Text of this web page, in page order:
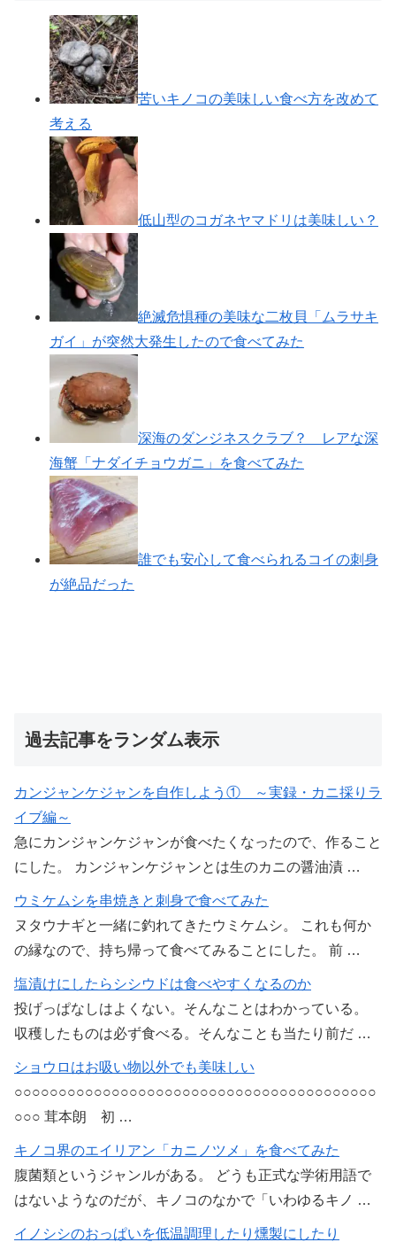
苦いキノコの美味しい食べ方を改めて
考える
低山型のコガネヤマドリは美味しい？
絶滅危惧種の美味な二枚貝「ムラサキ
ガイ」が突然大発生したので食べてみた
深海のダンジネスクラブ？ レアな深
海蟹「ナダイチョウガニ」を食べてみた
誰でも安心して食べられるコイの刺身
が絶品だった
過去記事をランダム表示
カンジャンケジャンを自作しよう① ～実録・カニ採りラ
イブ編～
急にカンジャンケジャンが食べたくなったので、作ること
にした。 カンジャンケジャンとは生のカニの醤油漬 …
ウミケムシを串焼きと刺身で食べてみた
ヌタウナギと一緒に釣れてきたウミケムシ。 これも何か
の縁なので、持ち帰って食べてみることにした。 前 …
塩漬けにしたらシシウドは食べやすくなるのか
投げっぱなしはよくない。そんなことはわかっている。
収穫したものは必ず食べる。そんなことも当たり前だ …
ショウロはお吸い物以外でも美味しい
○○○○○○○○○○○○○○○○○○○○○○○○○○○○○○○○○○○○○○○○○
○○○ 茸本朗 初 …
キノコ界のエイリアン「カニノツメ」を食べてみた
腹菌類というジャンルがある。 どうも正式な学術用語で
はないようなのだが、キノコのなかで「いわゆるキノ …
イノシシのおっぱいを低温調理したり燻製にしたり